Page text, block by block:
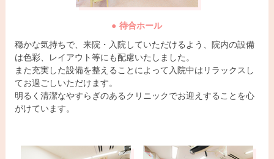
妊娠中のトラブル 通院・入院
赤ちゃんのこと 婦人科疾患
その他
待合ホール
穏かな気持ちで、来院・入院していただけるよう、院内の設備
は色彩、レイアウト等にも配慮いたしました。
また充実した設備を整えることによって入院中はリラックスし
てお過ごしいただけます。
明るく清潔なやすらぎのあるクリニックでお迎えすることを心
がけています。